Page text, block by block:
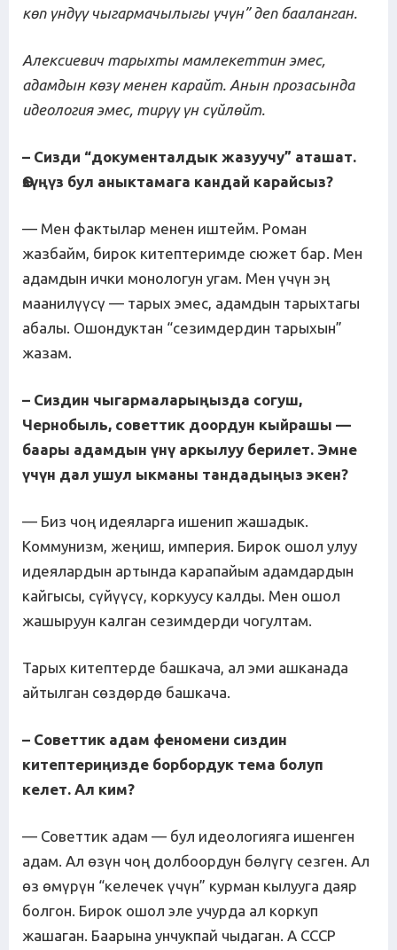
көп үндүү чыгармачылыгы үчүн” деп бааланган.
Алексиевич тарыхты мамлекеттин эмес,
адамдын көзү менен карайт. Анын прозасында
идеология эмес, тирүү үн сүйлөйт.
– Сизди “документалдык жазуучу” аташат.
Өзүңүз бул аныктамага кандай карайсыз?
— Мен фактылар менен иштейм. Роман
жазбайм, бирок китептеримде сюжет бар. Мен
адамдын ички монологун угам. Мен үчүн эң
маанилүүсү — тарых эмес, адамдын тарыхтагы
абалы. Ошондуктан “сезимдердин тарыхын”
жазам.
– Сиздин чыгармаларыңызда согуш,
Чернобыль, советтик доордун кыйрашы —
баары адамдын үнү аркылуу берилет. Эмне
үчүн дал ушул ыкманы тандадыңыз экен?
— Биз чоң идеяларга ишенип жашадык.
Коммунизм, жеңиш, империя. Бирок ошол улуу
идеялардын артында карапайым адамдардын
кайгысы, сүйүүсү, коркуусу калды. Мен ошол
жашыруун калган сезимдерди чогултам.
Тарых китептерде башкача, ал эми ашканада
айтылган сөздөрдө башкача.
– Советтик адам феномени сиздин
китептериңизде борбордук тема болуп
келет. Ал ким?
— Советтик адам — бул идеологияга ишенген
адам. Ал өзүн чоң долбоордун бөлүгү сезген. Ал
өз өмүрүн “келечек үчүн” курман кылууга даяр
болгон. Бирок ошол эле учурда ал коркуп
жашаган. Баарына унчукпай чыдаган. А СССР